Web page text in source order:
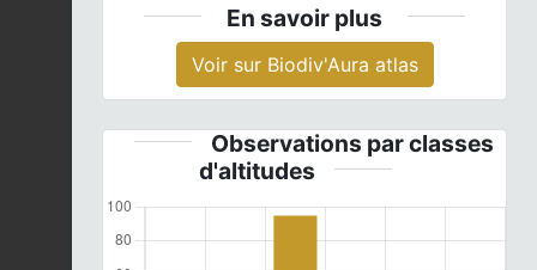
En savoir plus
Voir sur Biodiv'Aura atlas
Observations par classes
d'altitudes